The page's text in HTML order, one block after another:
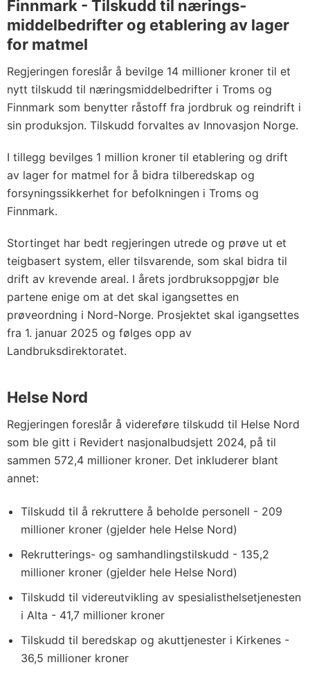
Finnmark - Tilskudd til nærings­
middelbedrifter og etablering av lager
for matmel
Regjeringen foreslår å bevilge 14 millioner kroner til et
nytt tilskudd til næringsmiddelbedrifter i Troms og
Finnmark som benytter råstoff fra jordbruk og reindrift i
sin produksjon. Tilskudd forvaltes av Innovasjon Norge.
I tillegg bevilges 1 million kroner til etablering og drift
av lager for matmel for å bidra tilberedskap og
forsyningssikkerhet for befolkningen i Troms og
Finnmark.
Stortinget har bedt regjeringen utrede og prøve ut et
teigbasert system, eller tilsvarende, som skal bidra til
drift av krevende areal. I årets jordbruksoppgjør ble
partene enige om at det skal igangsettes en
prøveordning i Nord-Norge. Prosjektet skal igangsettes
fra 1. januar 2025 og følges opp av
Landbruksdirektoratet.
Helse Nord
Regjeringen foreslår å videreføre tilskudd til Helse Nord
som ble gitt i Revidert nasjonalbudsjett 2024, på til
sammen 572,4 millioner kroner. Det inkluderer blant
annet:
Tilskudd til å rekruttere å beholde personell - 209
millioner kroner (gjelder hele Helse Nord)
Rekrutterings- og samhandlingstilskudd - 135,2
millioner kroner (gjelder hele Helse Nord)
Tilskudd til videreutvikling av spesialisthelsetjenesten
i Alta - 41,7 millioner kroner
Tilskudd til beredskap og akuttjenester i Kirkenes -
36,5 millioner kroner